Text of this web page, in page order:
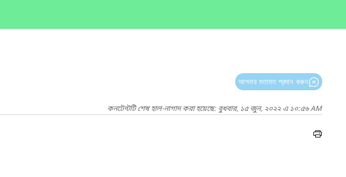
আপনার মতামত প্রদান করুন
কনটেন্টটি শেষ হাল-নাগাদ করা হয়েছে: বুধবার, ১৫ জুন, ২০২২ এ ১০:৫৬ AM